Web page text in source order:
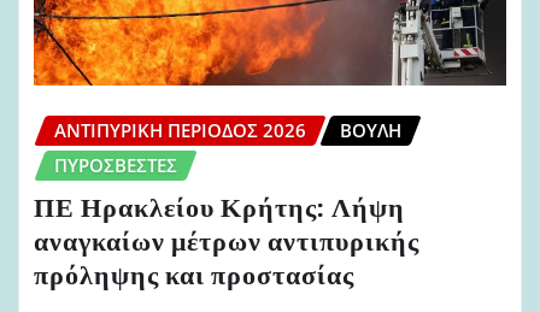
ΑΝΤΙΠΥΡΙΚΉ ΠΕΡΊΟΔΟΣ 2026
ΒΟΥΛΉ
ΠΥΡΟΣΒΈΣΤΕΣ
ΠΕ Ηρακλείου Κρήτης: Λήψη
αναγκαίων μέτρων αντιπυρικής
πρόληψης και προστασίας